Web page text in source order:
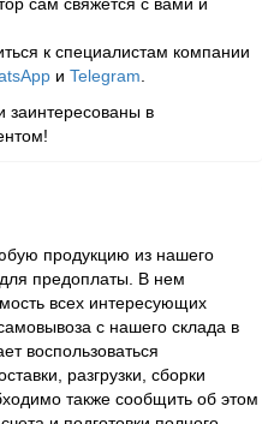
к специалистам компании
и Telegram
в
продукцию из нашего
для предоплаты. В нем
всех интересующих
с нашего склада в
воспользоваться
разгрузки, сборки
также сообщить об этом